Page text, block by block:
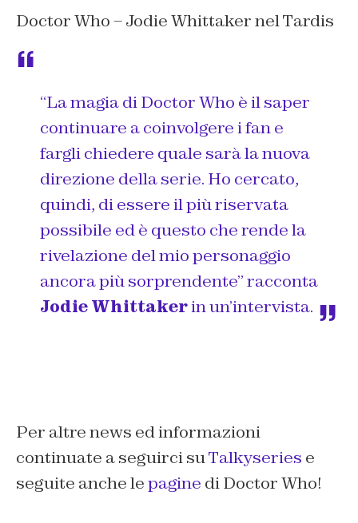
Doctor Who – Jodie Whittaker nel Tardis
“La magia di Doctor Who è il saper
continuare a coinvolgere i fan e
fargli chiedere quale sarà la nuova
direzione della serie. Ho cercato,
quindi, di essere il più riservata
possibile ed è questo che rende la
rivelazione del mio personaggio
ancora più sorprendente” racconta
Jodie Whittakerin un’intervista.
Per altre news ed informazioni
continuate a seguirci suTalkyseries e
seguite anche lepagine di Doctor Who!